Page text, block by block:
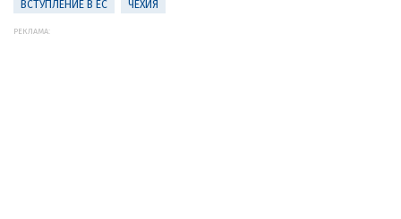
ВСТУПЛЕНИЕ В ЕС ЧЕХИЯ
РЕКЛАМА: